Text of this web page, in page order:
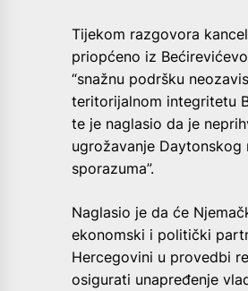
Tijekom razgovora
priopćeno iz
“snažnu podršku
teritorijalnom integritetu
te je naglasio da je
ugrožavanje Daytonskog
sporazuma”.
Naglasio je da će
ekonomski i politički
Hercegovini u provedbi
osigurati unapređenje